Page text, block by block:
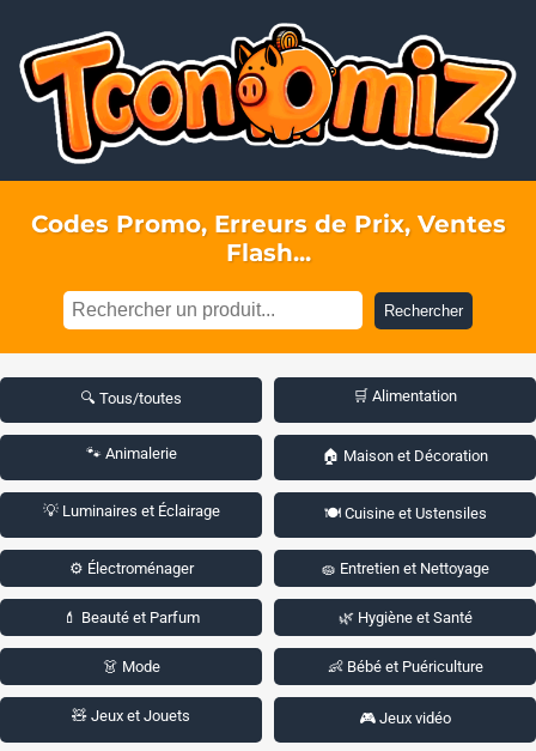
Codes Promo, Erreurs de Prix, Ventes
Flash...
Rechercher
🔍 Tous/toutes 🛒 Alimentation
🐾 Animalerie 🏠 Maison et Décoration
💡 Luminaires et Éclairage 🍽️ Cuisine et Ustensiles
⚙️ Électroménager 🧽 Entretien et Nettoyage
💄 Beauté et Parfum 🌿 Hygiène et Santé
👗 Mode 👶 Bébé et Puériculture
🧸 Jeux et Jouets 🎮 Jeux vidéo